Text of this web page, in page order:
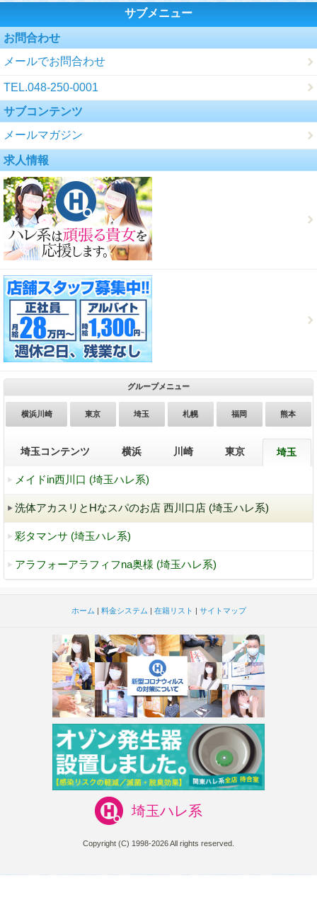
サブメニュー
お問合わせ
メールでお問合わせ
TEL.048-250-0001
サブコンテンツ
メールマガジン
求人情報
グループメニュー
横浜川崎 東京 埼玉 札幌 福岡 熊本
埼玉コンテンツ 横浜 川崎 東京 埼玉
メイドin西川口 (埼玉ハレ系)
洗体アカスリとHなスパのお店 西川口店 (埼玉ハレ系)
彩タマンサ (埼玉ハレ系)
アラフォーアラフィフna奥様 (埼玉ハレ系)
ホーム | 料金システム | 在籍リスト | サイトマップ
埼玉ハレ系
Copyright (C) 1998-2026 All rights reserved.